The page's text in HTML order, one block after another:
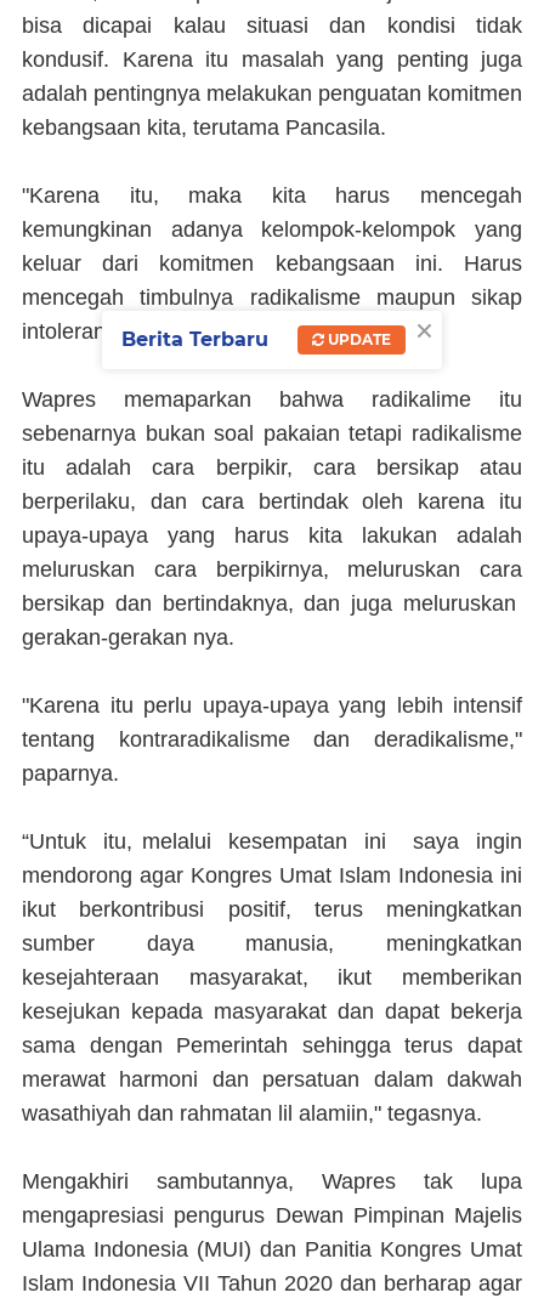
bisa dicapai kalau situasi dan kondisi tidak
kondusif. Karena itu masalah yang penting juga
adalah pentingnya melakukan penguatan komitmen
kebangsaan kita, terutama Pancasila.
"Karena itu, maka kita harus mencegah
kemungkinan adanya kelompok-kelompok yang
keluar dari komitmen kebangsaan ini. Harus
mencegah timbulnya radikalisme maupun sikap
intoleran," pesannya kemudian.
Wapres memaparkan bahwa radikalime itu
sebenarnya bukan soal pakaian tetapi radikalisme
itu adalah cara berpikir, cara bersikap atau
berperilaku, dan cara bertindak oleh karena itu
upaya-upaya yang harus kita lakukan adalah
meluruskan cara berpikirnya, meluruskan cara
bersikap dan bertindaknya, dan juga meluruskan
gerakan-gerakan nya.
"Karena itu perlu upaya-upaya yang lebih intensif
tentang kontraradikalisme dan deradikalisme,"
paparnya.
“Untuk itu, melalui kesempatan ini saya ingin
mendorong agar Kongres Umat Islam Indonesia ini
ikut berkontribusi positif, terus meningkatkan
sumber daya manusia, meningkatkan
kesejahteraan masyarakat, ikut memberikan
kesejukan kepada masyarakat dan dapat bekerja
sama dengan Pemerintah sehingga terus dapat
merawat harmoni dan persatuan dalam dakwah
wasathiyah dan rahmatan lil alamiin," tegasnya.
Mengakhiri sambutannya, Wapres tak lupa
mengapresiasi pengurus Dewan Pimpinan Majelis
Ulama Indonesia (MUI) dan Panitia Kongres Umat
Islam Indonesia VII Tahun 2020 dan berharap agar
×
Berita Terbaru UPDATE